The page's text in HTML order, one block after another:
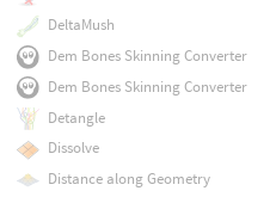
DeltaMush
Dem Bones Skinning Converter
Dem Bones Skinning Converter
Detangle
Dissolve
Distance along Geometry